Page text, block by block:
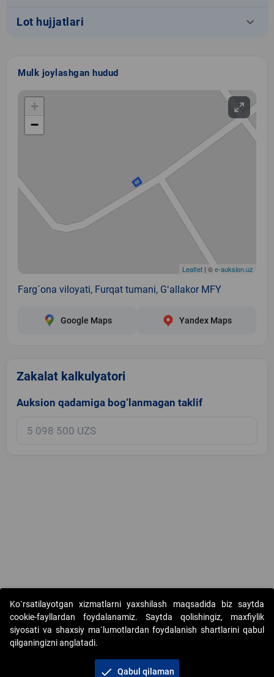
Lot hujjatlari keyboard_arrow_down
Mulk joylashgan hudud
+
−
Leaflet | ©e-auksion.uz
Farg`ona viloyati, Furqat tumani, Gʻallakor MFY
Google Maps Yandex Maps
Zakalat kalkulyatori
Auksion qadamiga bog‘lanmagan taklif
Copyright © 2017-2026. "Elektron onlayn-auksionlarni tashkil etish"
AJ. Barcha huquqlar himoyalangan
Ko`rsatilayotgan xizmatlarni yaxshilash maqsadida biz saytda
cookie-fayllardan foydalanamiz. Saytda qolishingiz, maxfiylik
siyosati va shaxsiy ma`lumotlardan foydalanish shartlarini qabul
qilganingizni anglatadi.
check Qabul qilaman